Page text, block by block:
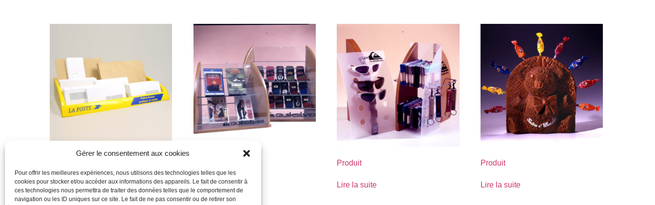
Gérer le consentement aux cookies
Pour offrir les meilleures expériences, nous utilisons des technologies telles que les
cookies pour stocker et/ou accéder aux informations des appareils. Le fait de consentir à
ces technologies nous permettra de traiter des données telles que le comportement de
navigation ou les ID uniques sur ce site. Le fait de ne pas consentir ou de retirer son
Lire la suite Lire la suite
Produit
Lire la suite
Produit
Lire la suite